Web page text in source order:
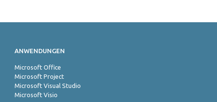
ANWENDUNGEN
Microsoft Office
Microsoft Project
Microsoft Visual Studio
Microsoft Visio